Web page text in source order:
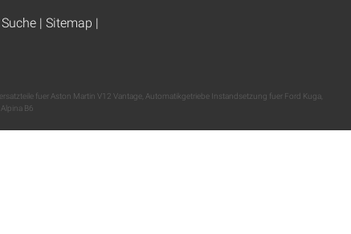
Suche| Sitemap |
fuer Aston Martin V12 Vantage Automatikgetriebe Instandsetzung fuer Ford Kuga
B6